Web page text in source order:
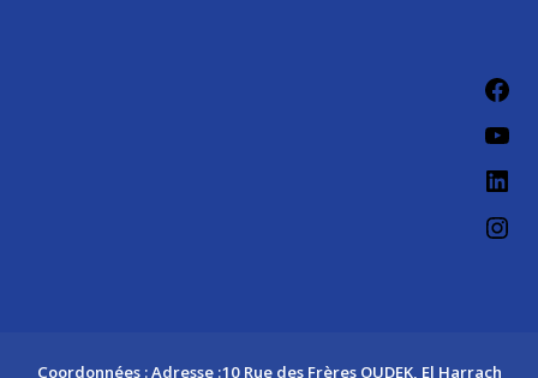
Coordonnées : Adresse :10 Rue des Frères OUDEK, El Harrach